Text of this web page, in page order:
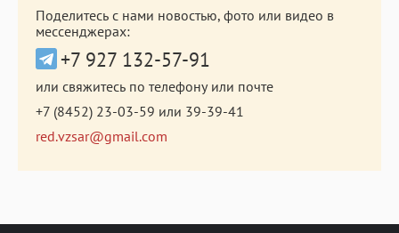
Поделитесь с нами новостью, фото или видео в
мессенджерах:
+7 927 132-57-91
или свяжитесь по телефону или почте
+7 (8452) 23-03-59 или 39-39-41
red.vzsar@gmail.com